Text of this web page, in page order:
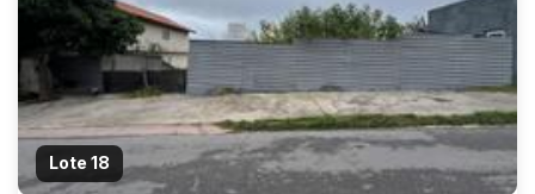
Lote 18